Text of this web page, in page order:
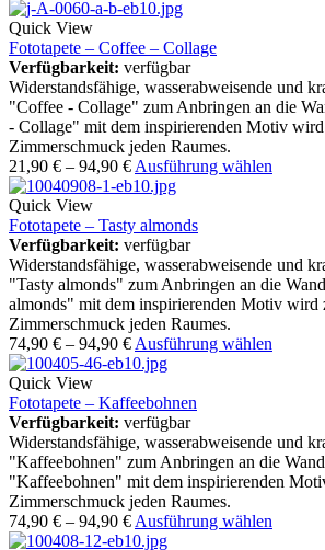
Quick View
Fototapete – Coffee – Collage
Verfügbarkeit: verfügbar
Widerstandsfähige, wasserabweisende und
"Coffee - Collage" zum Anbringen an die
- Collage" mit dem inspirierenden Motiv
Zimmerschmuck jeden Raumes.
21,90 € – 94,90 € Ausführung wählen
Quick View
Fototapete – Tasty almonds
Verfügbarkeit: verfügbar
Widerstandsfähige, wasserabweisende und
"Tasty almonds" zum Anbringen an die
almonds" mit dem inspirierenden Motiv wird
Zimmerschmuck jeden Raumes.
74,90 € – 94,90 € Ausführung wählen
Quick View
Fototapete – Kaffeebohnen
Verfügbarkeit: verfügbar
Widerstandsfähige, wasserabweisende und
"Kaffeebohnen" zum Anbringen an die
"Kaffeebohnen" mit dem inspirierenden
Zimmerschmuck jeden Raumes.
74,90 € – 94,90 € Ausführung wählen